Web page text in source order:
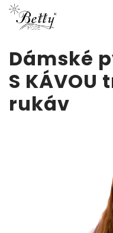
obsah
Šaty
Tepláky
a
Dámské
S
rukáv